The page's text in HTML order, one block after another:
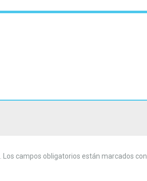
Los campos obligatorios están marcados con